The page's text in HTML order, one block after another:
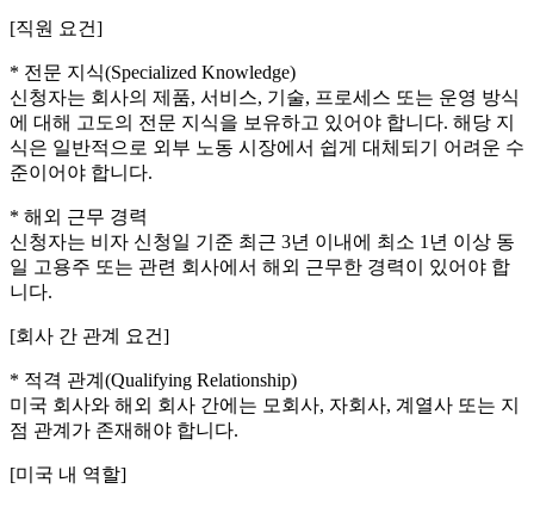
[직원 요건]
* 전문 지식(Specialized Knowledge)
신청자는 회사의 제품, 서비스, 기술, 프로세스 또는 운영 방식
에 대해 고도의 전문 지식을 보유하고 있어야 합니다. 해당 지
식은 일반적으로 외부 노동 시장에서 쉽게 대체되기 어려운 수
준이어야 합니다.
* 해외 근무 경력
신청자는 비자 신청일 기준 최근 3년 이내에 최소 1년 이상 동
일 고용주 또는 관련 회사에서 해외 근무한 경력이 있어야 합
니다.
[회사 간 관계 요건]
* 적격 관계(Qualifying Relationship)
미국 회사와 해외 회사 간에는 모회사, 자회사, 계열사 또는 지
점 관계가 존재해야 합니다.
[미국 내 역할]